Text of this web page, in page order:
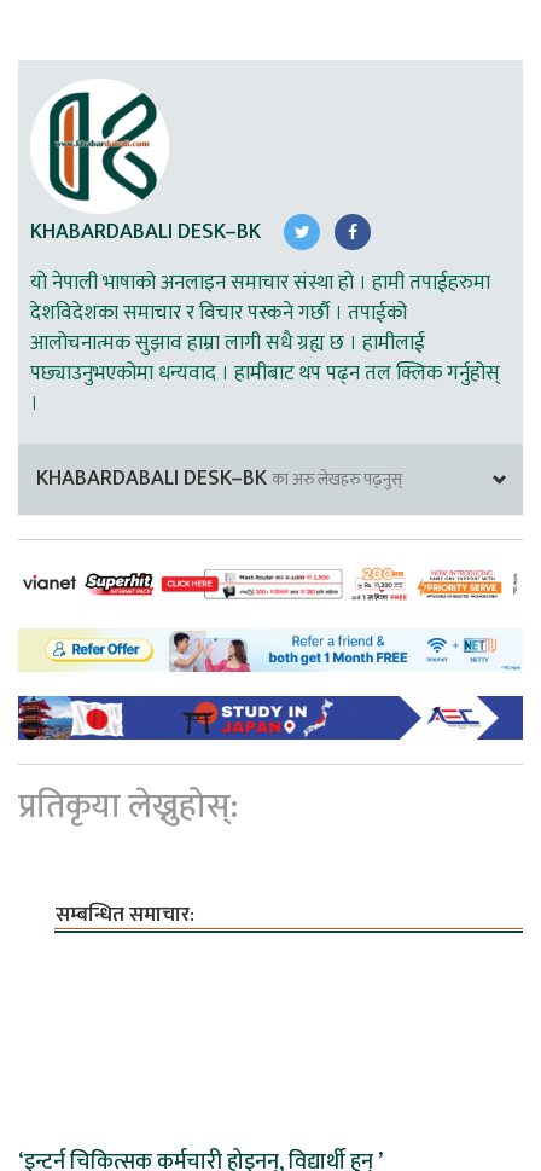
KHABARDABALI DESK–BK
यो नेपाली भाषाको अनलाइन समाचार संस्था हो । हामी तपाईहरुमा
देशविदेशका समाचार र विचार पस्कने गर्छौ । तपाईको
आलोचनात्मक सुझाव हाम्रा लागी सधै ग्रह्य छ । हामीलाई
पछ्याउनुभएकोमा धन्यवाद । हामीबाट थप पढ्न तल क्लिक गर्नुहोस्
।
KHABARDABALI DESK–BKका अरु लेखहरु पढ्नुस्
प्रतिकृया लेख्नुहोस्:
सम्बन्धित समाचार:
‘इन्टर्न चिकित्सक कर्मचारी होइनन्, विद्यार्थी हुन् ’